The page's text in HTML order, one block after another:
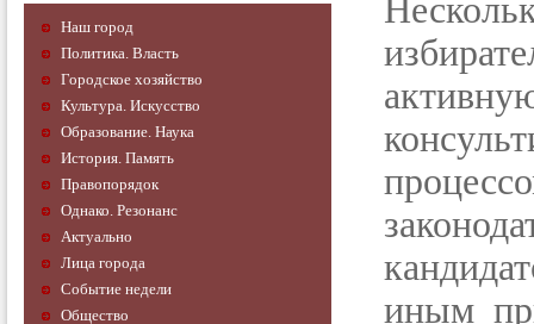
Наш город
Политика. Власть
Городское хозяйство
Культура. Искусство
Образование. Наука
История. Память
Правопорядок
Однако. Резонанс
Актуально
Лица города
Событие недели
Общество
иным